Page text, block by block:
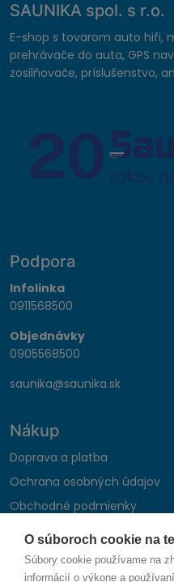
O súboroch cookie na
Súbory cookie používame na
informácií o výkone a
SAUNIKA spol. s r.o.
E-shop s tovarom auto hifi,
prehrávače do auta, GPS
zosilňovače, príslušenstvo,
Podpora
Infolinka
0911568500
Objednávky
0905568500
saunika@saunika.sk
Nákup
Doprava a platba
Ochrana osobných údajov
Obchodné podmienky
Reklamačný poriadok
Montáž autohifi
Formulár na odstúpenie od